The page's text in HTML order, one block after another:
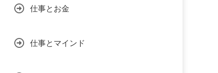
仕事とお金
仕事とマインド